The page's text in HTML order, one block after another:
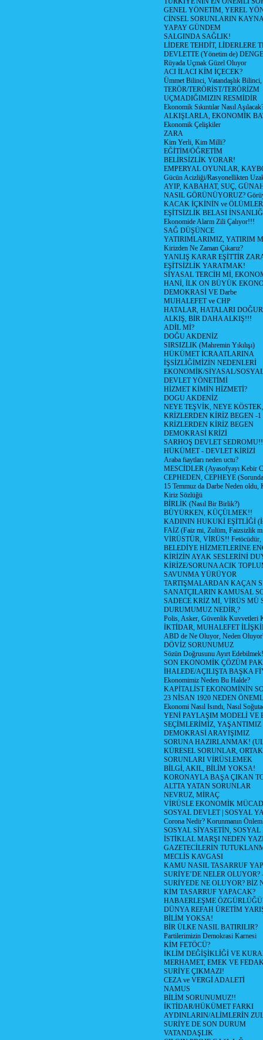
GENEL YÖNETİM, YEREL
CİNSEL SORUNLARIN
YAPAY GÜNDEM
SALGINDA SAĞLIK!
LİDERE TEHDİT, LİDERLERE
DEVLETTE (Yönetim de)
Rüyada Uçmak Güzel Oluyor
ACI İLACI KİM İÇECEK?
Ümmet Bilinci, Vatandaşlık
TERÖR/TERÖRİST/TERÖRİZM
UÇMADIĞIMIZIN RESMİDİR
Ekonomik Sıkıntılar Nasıl
ALKIŞLARLA, EKONOMİK
Ekonomik Çelişkiler
ZARA
Kim Yerli, Kim Milli?
EĞİTİM/ÖĞRETİM
BELİRSİZLİK YORAR!
EMPERYAL OYUNLAR,
Gücün Acizliği/Rasyonellikten
AYIP, KABAHAT, SUÇ,
NASIL GÖRÜNÜYORUZ?
KACAK İÇKİNİN ve
EŞİTSİZLİK BELASI
Ekonomide Alarm Zili Çalıyor!!!
SAĞ DÜŞÜNCE
YATIRIMLARIMIZ, YATIRIM
Kirizden Ne Zaman Çıkarız?
YANLIŞ KARAR EŞİTTİR
EŞİTSİZLİK YARATMAK!
SİYASAL TERCİH Mİ,
HANİ, İLK ON BÜYÜK
DEMOKRASİ VE Darbe
MUHALEFET ve CHP
HATALAR, HATALARI
ALKIŞ, BİR DAHA ALKIŞ!!!
ADİL Mİ?
DOĞU AKDENİZ
SIRSIZLIK (Mahremin Yıkılışı)
HÜKÜMET İCRAATLARINA
İŞSİZLİĞİMİZİN NEDENLERİ
EKONOMİK/SİYASAL/
DEVLET YÖNETİMİ
HİZMET KİMİN HİZMETİ?
DOGU AKDENİZ
NEYE TEŞVİK, NEYE
KRİZLERDEN KİRİZ BEGEN -1
KRİZLERDEN KİRİZ BEGEN
DEMOKRASİ KRİZİ
SARHOŞ DEVLET SEDROMU!!
HÜKÜMET - DEVLET KİRİZİ
Araba fiaytları neden uctu?
MESCİDLER (Ayasofyayı Kebir
CEPHEDEN, CEPHEYE
15 Temmuz da Darbe Neden oldu,
Kiriz Sözlüğü
BİRLİK (Nasıl Bir Birlik?)
BÜYÜRKEN, KÜÇÜLMEK!!
KADININ HUKUKİ EŞİTLİĞİ
FAİZ (Faiz mi, Zulüm, Faizsizlik
VİRÜSTÜR, VİRÜS!! Fetöcüdür,
BELEDİYE HİZMETLERİNE
KİRİZİN AYAK SESLERİNİ
KİRİZE/SORUNA ACIK
SAVUNMA YÜRÜYOR
TARTIŞMALARDAN KAÇAN
SANATÇILARIN KAMUSAL
SADECE KRİZ Mİ, VİRÜS MÜ
DURUMUMUZ NEDİR,?
Polis, Asker, Güvenlik Kuvvetleri
İKTİDAR, MUHALEFET
ABD de Ne Oluyor, Neden
DÖVİZ SORUNUMUZ
Sözün Doğrusunu Ayırt Edebilmek!
SON EKONOMİK ÇÖZÜM
İHALEDE/AÇILIŞTA BAŞKA
Ekonomimiz Neden Bu Halde?
KAPİTALİST EKONOMİNİN
23 NİSAN 1920 NEDEN
Ekonomi Nasıl Isındı, Nasıl
YENİ PAYLAŞIM MODELİ VE
SEÇİMLERİMİZ, YAŞANTIMIZ
DEMOKRASİ ARAYIŞIMIZ
SORUNA HAZIRLANMAK!
KÜRESEL SORUNLAR,
SORUNLARI VİRÜSLEMEK
BİLGİ, AKIL, BİLİM YOKSA!
KORONAYLA BAŞA ÇIKAN
ALTTA YATAN SORUNLAR
NEVRUZ, MİRAÇ
VİRÜSLE EKONOMİK
SOSYAL DEVLET | SOSYAL
Corona Nedir? Korunmanın
SOSYAL SİYASETİN,
İSTİKLAL MARŞI NEDEN
GAZETECİLERİN
MECLİS KAVGASI
KAMU NASIL TASARRUF
SURİYE’DE NELER OLUYOR?
SURİYEDE NE OLUYOR? BİZ
KİM TASARRUF YAPACAK?
HABAERLEŞME
DÜNYA REFAH ÜRETİM
BİLİM YOKSA!
BİR ÜLKE NASIL BATIRILIR?
Partilerimizin Demokrasi Karnesi
KİM FETÖCÜ?
İKLİM DEĞİŞİKLİĞİ VE
MERHAMET, EMEK VE
SURİYE ÇIKMAZI!
CEZA ve VERGİ ADALETİ
NAMUS
BİLİM SORUNUMUZ!!
İKTİDAR/HÜKÜMET FARKI
AYDINLARIN/ALİMLERİN
SURİYE DE SON DURUM
VATANDAŞLIK